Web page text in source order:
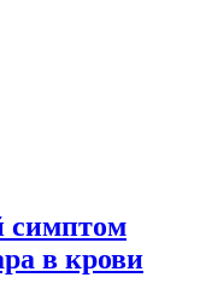
симптом
в крови